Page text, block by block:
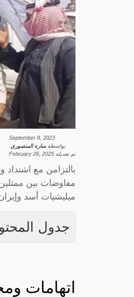
September 8, 2023
بواسطةسارة المنصوري
تم تعديله February 26, 2025
بالتزامن مع اشتداد
مفاوضات بين
ميليشيات أسد
جدول
اتهامات